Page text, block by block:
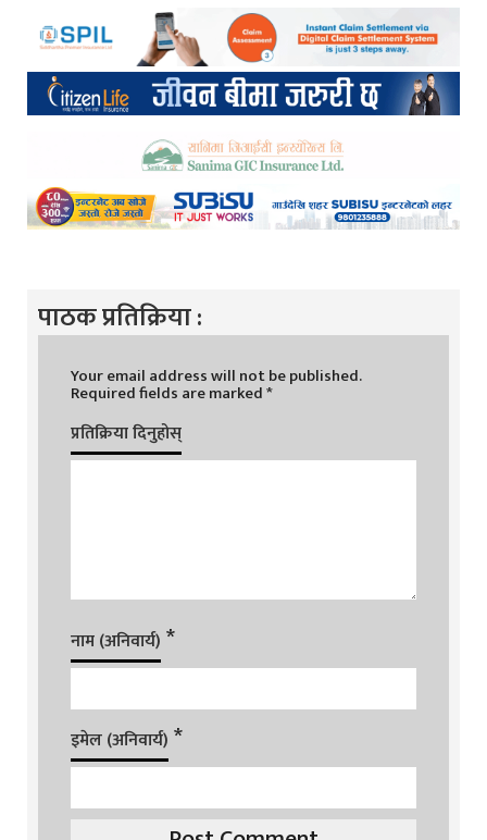
पाठक प्रतिक्रिया :
Your email address will not be published.
Required fields are marked*
प्रतिक्रिया दिनुहोस्
नाम (अनिवार्य) *
इमेल (अनिवार्य) *